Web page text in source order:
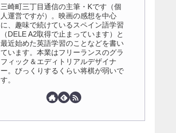
三崎町三丁目通信の主筆・Kです（個
人運営ですが）。映画の感想を中心
に、趣味で続けているスペイン語学習
（DELE A2取得で止まっています）と
最近始めた英語学習のことなどを書い
ています。本業はフリーランスのグラ
フィック＆エディトリアルデザイナ
ー。びっくりするくらい将棋が弱いで
す。